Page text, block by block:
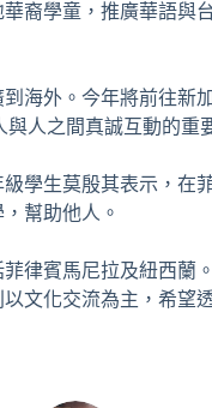
裔學童，推廣華語
海外。今年將前往
人之間真誠互動的重
學生莫殷其表示，
幫助他人。
律賓馬尼拉及紐西
文化交流為主，希望